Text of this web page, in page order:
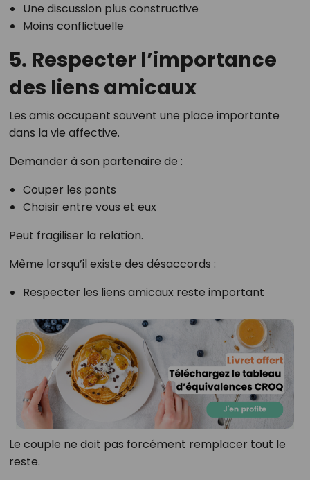
Une discussion plus constructive
Moins conflictuelle
5. Respecter l’importance
des liens amicaux
Les amis occupent souvent une place importante
dans la vie affective.
Demander à son partenaire de :
Couper les ponts
Choisir entre vous et eux
Peut fragiliser la relation.
Même lorsqu’il existe des désaccords :
Respecter les liens amicaux reste important
Le couple ne doit pas forcément remplacer tout le
reste.